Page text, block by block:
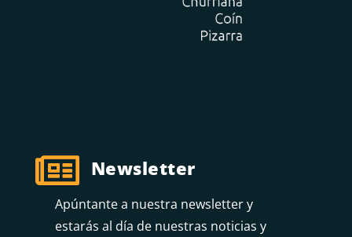
 Newsletter
Apúntante a nuestra newsletter y
estarás al día de nuestras noticias y